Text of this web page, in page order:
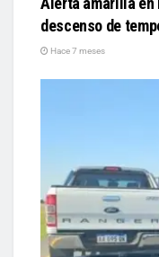
descenso de
Hace 7 meses